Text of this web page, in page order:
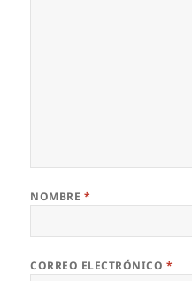
NOMBRE *
CORREO ELECTRÓNICO *